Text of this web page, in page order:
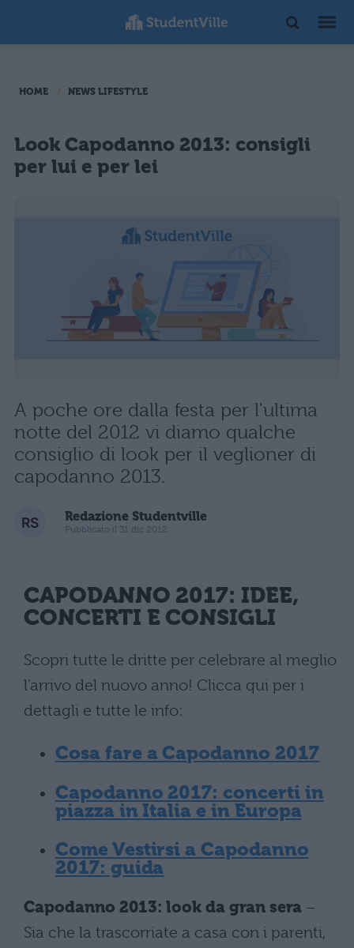
HOME NEWS LIFESTYLE
Look Capodanno 2013: consigli
per lui e per lei
A poche ore dalla festa per l'ultima
notte del 2012 vi diamo qualche
consiglio di look per il veglioner di
capodanno 2013.
Redazione Studentville
Pubblicato il 31 dic 2012
CAPODANNO 2017: IDEE,
CONCERTI E CONSIGLI
Scopri tutte le dritte per celebrare al meglio
l'arrivo del nuovo anno! Clicca qui per i
dettagli e tutte le info:
Cosa fare a Capodanno 2017
Capodanno 2017: concerti in
piazza in Italia e in Europa
Come Vestirsi a Capodanno
2017: guida
Capodanno 2013: look da gran sera –
Sia che la trascorriate a casa con i parenti,